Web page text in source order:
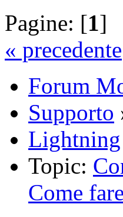
Pagine: [1]
« precedente
Forum
Supporto
Lightning
Topic:
Come